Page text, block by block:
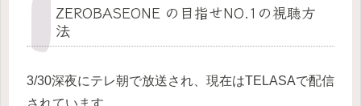
ZEROBASEONE の目指せNO.1の視聴方
法
3/30深夜にテレ朝で放送され、現在はTELASAで配信
されています。